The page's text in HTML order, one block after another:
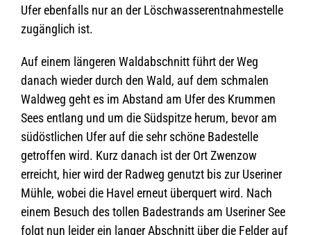
Ufer eben­falls nur an der Lösch­was­ser­ent­nah­me­stelle
zugäng­lich ist.
Auf einem län­ge­ren Wald­ab­schnitt führt der Weg
danach wie­der durch den Wald, auf dem schma­len
Wald­weg geht es im Abstand am Ufer des Krum­men
Sees ent­lang und um die Süd­spitze herum, bevor am
süd­öst­li­chen Ufer auf die sehr schöne Bade­stelle
getrof­fen wird. Kurz danach ist der Ort Zwen­zow
erreicht, hier wird der Rad­weg genutzt bis zur Use­ri­ner
Mühle, wobei die Havel erneut über­quert wird. Nach
einem Besuch des tol­len Bade­strands am Use­ri­ner See
folgt nun lei­der ein lan­ger Abschnitt über die Fel­der auf